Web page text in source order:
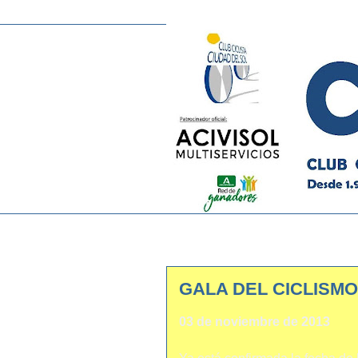
GALA DEL
03 de noviembre de 2013